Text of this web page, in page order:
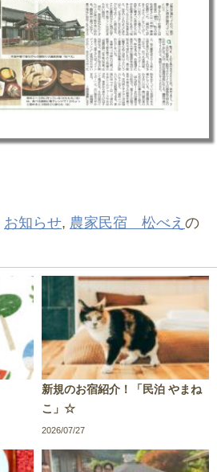
お知らせ, 農家民宿 松べえ の
新規のお宿紹介！「民泊 やまね
こ」☆
2026/07/27